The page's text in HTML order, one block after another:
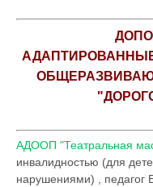
АДООП "Театральная
инвалидностью (для
нарушениями) , педагог